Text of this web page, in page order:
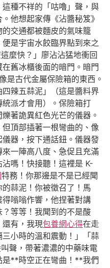
種不祥的「咕嚕」聲，與
他想起家傳《沾醬秘笈》
交通都被麵皮的氣味籠
是宇宙水餃臨界點到來之
麼快？」廖沾沾猛地衝回
舊冰櫃後面的暗門。暗門
是古代金屬保險箱的東西。
辣五蒜泥」（這是醬料界
派才會用）。保險箱打
著詭異紅色光芒的儀器。
頂部插著一根彎曲的、像
器，按下通話鈕。儀器發
一陣高八度、急促且充滿
嗎！快接聽！這裡是 K-
特務！你那邊是不是已經聞
蒜泥！你被徵召了！馬
得嗡嗡作響，他捏著對講
等等！我聞到的不是酸
有，我現包養網心得在走
小時的溫和震動！」「蒜
聲，帶著濃濃的中藥味電
是**時空正在彎曲！**我們